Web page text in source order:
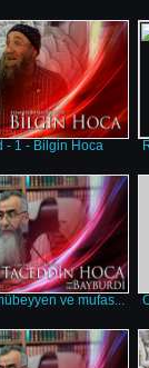
- 1 - Bilgin Hoca
ve mufas...